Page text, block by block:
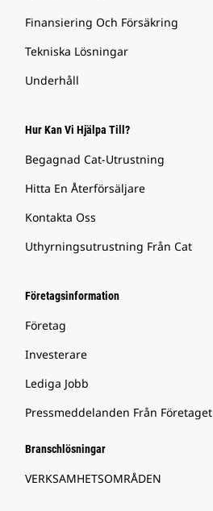
Finansiering Och Försäkring
Tekniska Lösningar
Underhåll
Hur Kan Vi Hjälpa Till?
Begagnad Cat-Utrustning
Hitta En Återförsäljare
Kontakta Oss
Uthyrningsutrustning Från Cat
Företagsinformation
Företag
Investerare
Lediga Jobb
Pressmeddelanden Från Företaget
Branschlösningar
VERKSAMHETSOMRÅDEN